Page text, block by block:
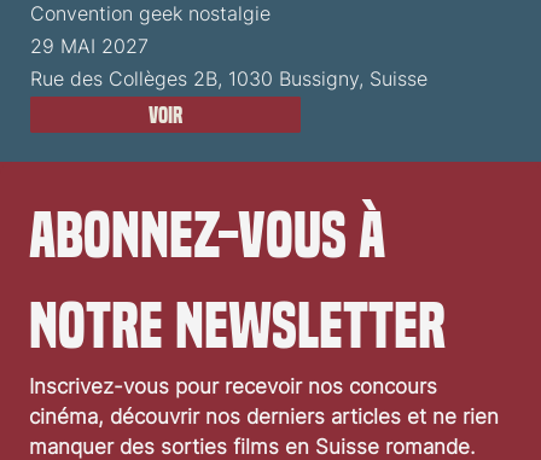
Convention geek nostalgie
29 MAI 2027
Rue des Collèges 2B, 1030 Bussigny, Suisse
Voir
Abonnez-vous à
notre newsletter
Inscrivez-vous pour recevoir nos concours
cinéma, découvrir nos derniers articles et ne rien
manquer des sorties films en Suisse romande.